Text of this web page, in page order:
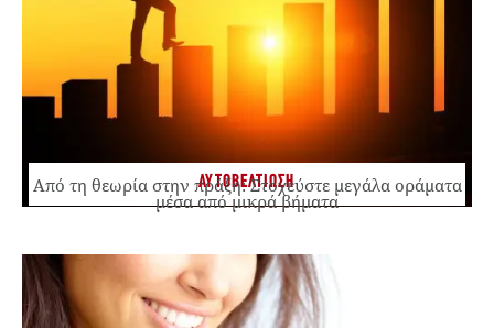
ΑΥΤΟΒΕΛΤΙΩΣΗ
Από τη θεωρία στην πράξη: Στοχεύστε μεγάλα οράματα
μέσα από μικρά βήματα